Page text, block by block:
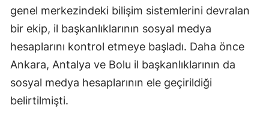
genel merkezindeki bilişim sistemlerini devralan
bir ekip, il başkanlıklarının sosyal medya
hesaplarını kontrol etmeye başladı. Daha önce
Ankara, Antalya ve Bolu il başkanlıklarının da
sosyal medya hesaplarının ele geçirildiği
belirtilmişti.